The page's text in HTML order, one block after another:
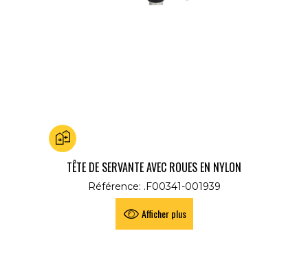
Ajouter au comparateurTÊTE DE SERVANTE AVEC ROUES EN NYLON
Référence: .F00341-001939
Afficher plus